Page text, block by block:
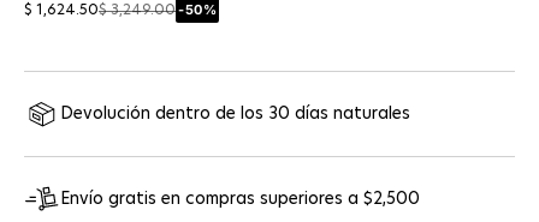
$ 1,624.50$ 3,249.00-50%
Devolución dentro de los 30 días naturales
Envío gratis en compras superiores a $2,500